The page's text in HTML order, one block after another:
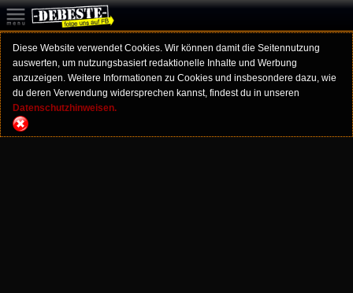
Diese Website verwendet Cookies. Wir können damit die Seitennutzung
auswerten, um nutzungsbasiert redaktionelle Inhalte und Werbung
anzuzeigen. Weitere Informationen zu Cookies und insbesondere dazu, wie
du deren Verwendung widersprechen kannst, findest du in unseren
Datenschutzhinweisen.